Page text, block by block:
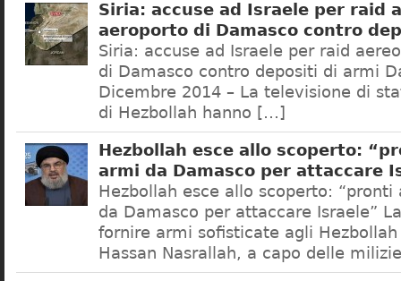
Siria: accuse ad Israele per raid
aeroporto di Damasco contro
Siria: accuse ad Israele per raid
di Damasco contro depositi di armi
Dicembre 2014 – La televisione di
di Hezbollah hanno […]
Hezbollah esce allo scoperto:
armi da Damasco per attaccare
Hezbollah esce allo scoperto:
da Damasco per attaccare Israele”
fornire armi sofisticate agli
Hassan Nasrallah, a capo delle